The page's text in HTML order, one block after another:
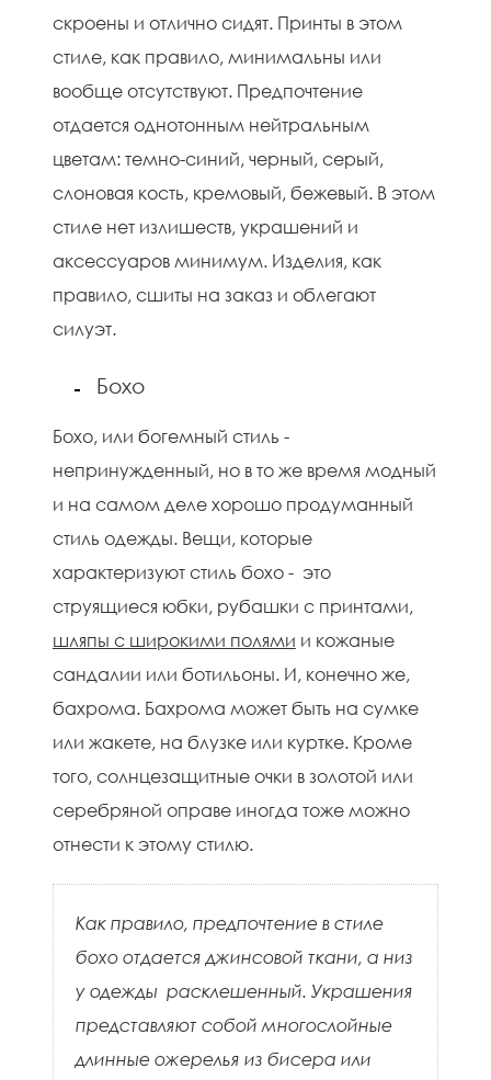
скроены и отлично сидят. Принты в этом
стиле, как правило, минимальны или
вообще отсутствуют. Предпочтение
отдается однотонным нейтральным
цветам: темно-синий, черный, серый,
слоновая кость, кремовый, бежевый. В этом
стиле нет излишеств, украшений и
аксессуаров минимум. Изделия, как
правило, сшиты на заказ и облегают
силуэт.
Бохо
Бохо, или богемный стиль -
непринужденный, но в то же время модный
и на самом деле хорошо продуманный
стиль одежды. Вещи, которые
характеризуют стиль бохо - это
струящиеся юбки, рубашки с принтами,
шляпы с широкими полями и кожаные
сандалии или ботильоны. И, конечно же,
бахрома. Бахрома может быть на сумке
или жакете, на блузке или куртке. Кроме
того, солнцезащитные очки в золотой или
серебряной оправе иногда тоже можно
отнести к этому стилю.
Как правило, предпочтение в стиле
бохо отдается джинсовой ткани, а низ
у одежды расклешенный. Украшения
представляют собой многослойные
длинные ожерелья из бисера или